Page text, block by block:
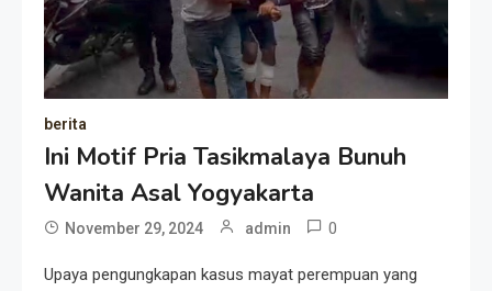
berita
Ini Motif Pria Tasikmalaya Bunuh
Wanita Asal Yogyakarta
November 29, 2024 admin 0
Upaya pengungkapan kasus mayat perempuan yang